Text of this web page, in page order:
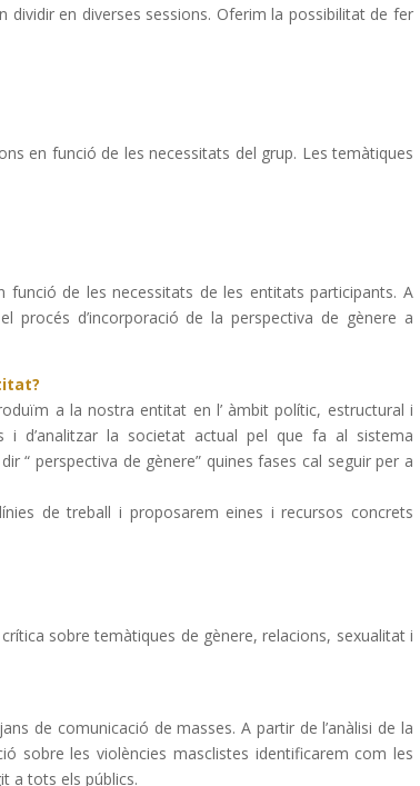
en diverses sessions. Oferim la possibilitat de fer
en funció de les necessitats del grup. Les temàtiques
de les necessitats de les entitats participants. A
procés d’incorporació de la perspectiva de gènere a
a la nostra entitat en l’ àmbit polític, estructural i
i d’analitzar la societat actual pel que fa al sistema
“ perspectiva de gènere” quines fases cal seguir per a
de treball i proposarem eines i recursos concrets
sobre temàtiques de gènere, relacions, sexualitat i
de comunicació de masses. A partir de l’anàlisi de la
sobre les violències masclistes identificarem com les
a tots els públics.